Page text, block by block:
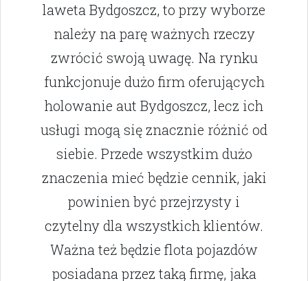
laweta Bydgoszcz, to przy wyborze
należy na parę ważnych rzeczy
zwrócić swoją uwagę. Na rynku
funkcjonuje dużo firm oferujących
holowanie aut Bydgoszcz, lecz ich
usługi mogą się znacznie różnić od
siebie. Przede wszystkim dużo
znaczenia mieć będzie cennik, jaki
powinien być przejrzysty i
czytelny dla wszystkich klientów.
Ważna też będzie flota pojazdów
posiadana przez taką firmę, jaka